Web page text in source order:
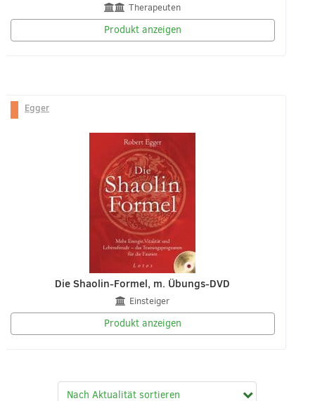
Therapeuten
Produkt anzeigen
Egger
Die Shaolin-Formel, m. Übungs-DVD
Einsteiger
Produkt anzeigen